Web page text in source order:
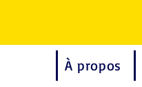
À propos